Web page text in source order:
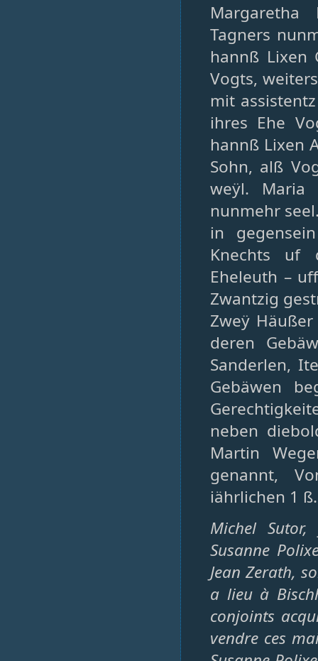
Tagners
hannß Lixen
Vogts,
mit
ihres Ehe
hannß Lixen
Sohn, alß
weÿl. Maria
nunmehr
in
Knechts uf
Eheleuth –
Zwantzig
Zweÿ
deren
Sanderlen,
Gebäwen
neben
Martin
genannt,
iährlichen 1
Michel
Susanne
Jean Zerath,
a lieu à
conjoints
vendre ces